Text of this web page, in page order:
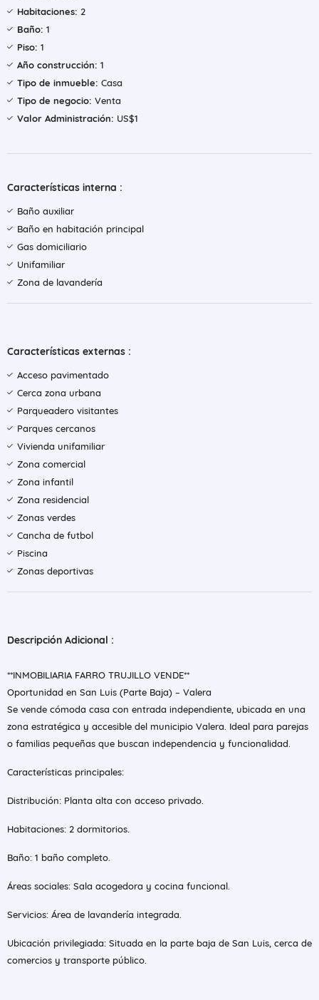
Habitaciones: 2
Baño: 1
Piso: 1
Año construcción: 1
Tipo de inmueble: Casa
Tipo de negocio: Venta
Valor Administración: US$1
Características interna :
Baño auxiliar
Baño en habitación principal
Gas domiciliario
Unifamiliar
Zona de lavandería
Características externas :
Acceso pavimentado
Cerca zona urbana
Parqueadero visitantes
Parques cercanos
Vivienda unifamiliar
Zona comercial
Zona infantil
Zona residencial
Zonas verdes
Cancha de futbol
Piscina
Zonas deportivas
Descripción Adicional :
**INMOBILIARIA FARRO TRUJILLO VENDE**
Oportunidad en San Luis (Parte Baja) – Valera
Se vende cómoda casa con entrada independiente, ubicada en una
zona estratégica y accesible del municipio Valera. Ideal para parejas
o familias pequeñas que buscan independencia y funcionalidad.
Características principales:
Distribución: Planta alta con acceso privado.
Habitaciones: 2 dormitorios.
Baño: 1 baño completo.
Áreas sociales: Sala acogedora y cocina funcional.
Servicios: Área de lavandería integrada.
Ubicación privilegiada: Situada en la parte baja de San Luis, cerca de
comercios y transporte público.